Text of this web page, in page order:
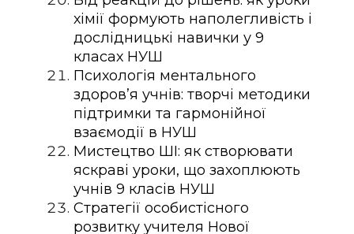
хімії формують наполегливість і
дослідницькі навички у 9
класах НУШ
Психологія ментального
здоров’я учнів: творчі методики
підтримки та гармонійної
взаємодії в НУШ
Мистецтво ШІ: як створювати
яскраві уроки, що захоплюють
учнів 9 класів НУШ
Стратегії особистісного
розвитку учителя Нової